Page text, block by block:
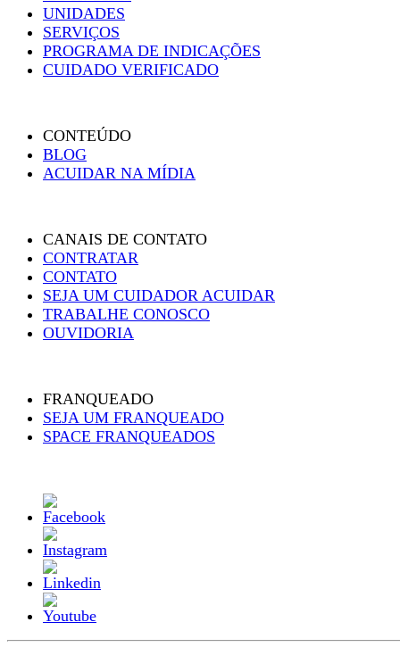
UNIDADES
SERVIÇOS
PROGRAMA DE INDICAÇÕES
CUIDADO VERIFICADO
CONTEÚDO
BLOG
ACUIDAR NA MÍDIA
CANAIS DE CONTATO
CONTRATAR
CONTATO
SEJA UM CUIDADOR ACUIDAR
TRABALHE CONOSCO
OUVIDORIA
FRANQUEADO
SEJA UM FRANQUEADO
SPACE FRANQUEADOS